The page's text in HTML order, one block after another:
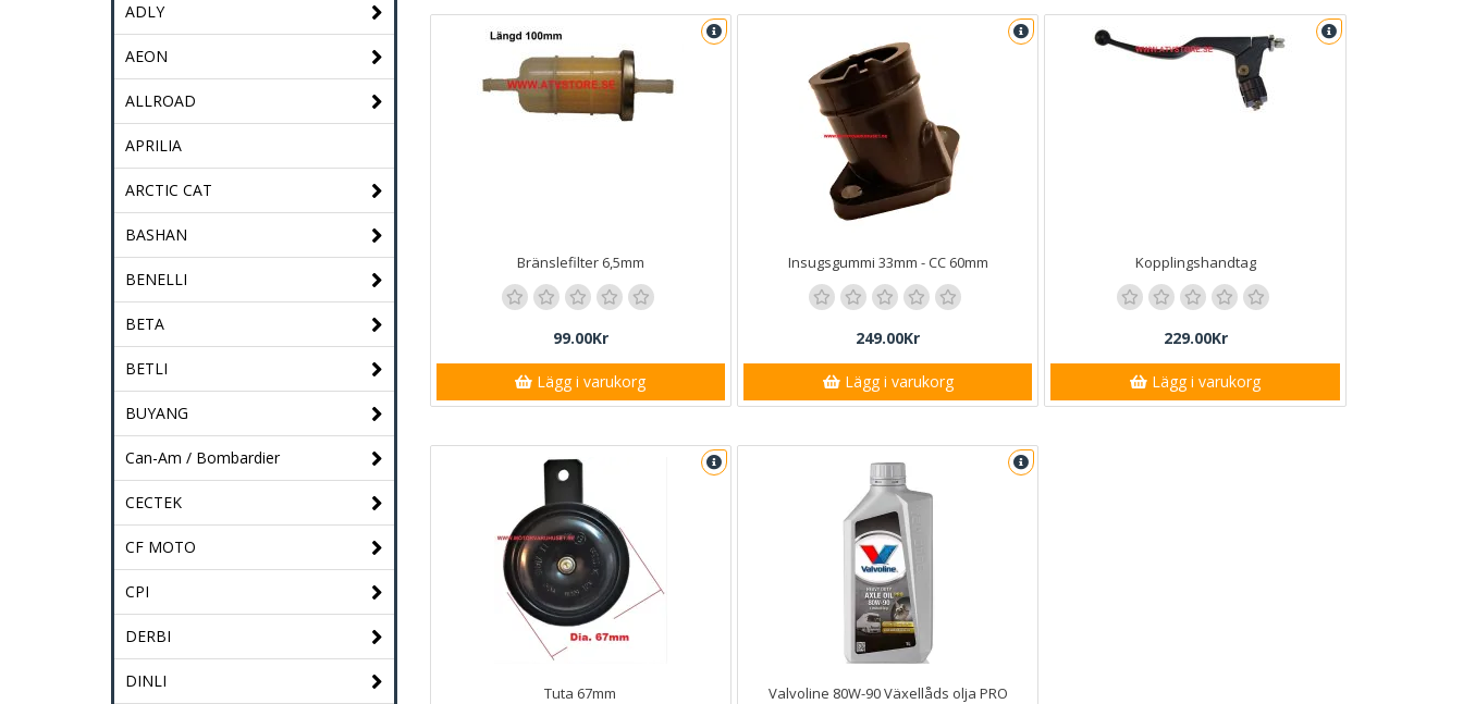
ADLY
AEON
ALLROAD
APRILIA
ARCTIC CAT
BASHAN
BENELLI
BETA
BETLI
BUYANG
Can-Am / Bombardier
CECTEK
CF MOTO
CPI
DERBI
DINLI
Bränslefilter 6,5mm
99.00Kr
Lägg i varukorg
Insugsgummi 33mm - CC 60mm
249.00Kr
Lägg i varukorg
Kopplingshandtag
229.00Kr
Lägg i varukorg
Tuta 67mm Valvoline 80W-90 Växellåds olja PRO